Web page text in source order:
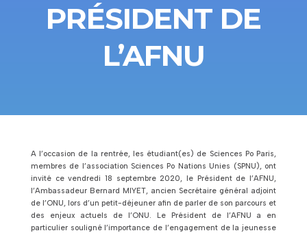
PRÉSIDENT DE
L’AFNU
A l’occasion de la rentrée, les étudiant(es) de Sciences Po Paris,
membres de l’association Sciences Po Nations Unies (SPNU), ont
invité ce vendredi 18 septembre 2020, le Président de l’AFNU,
l’Ambassadeur Bernard MIYET, ancien Secrétaire général adjoint
de l’ONU, lors d’un petit-déjeuner afin de parler de son parcours et
des enjeux actuels de l’ONU. Le Président de l’AFNU a en
particulier souligné l’importance de l’engagement de la jeunesse